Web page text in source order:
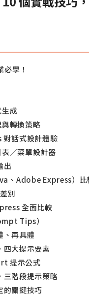
學！
成
轉換策略
話式設計體驗
／菜單設計器
出
、Adobe Express）比
別
全面比較
Tips）
、再具體
大提示要素
提示公式
階段提示策略
關鍵技巧